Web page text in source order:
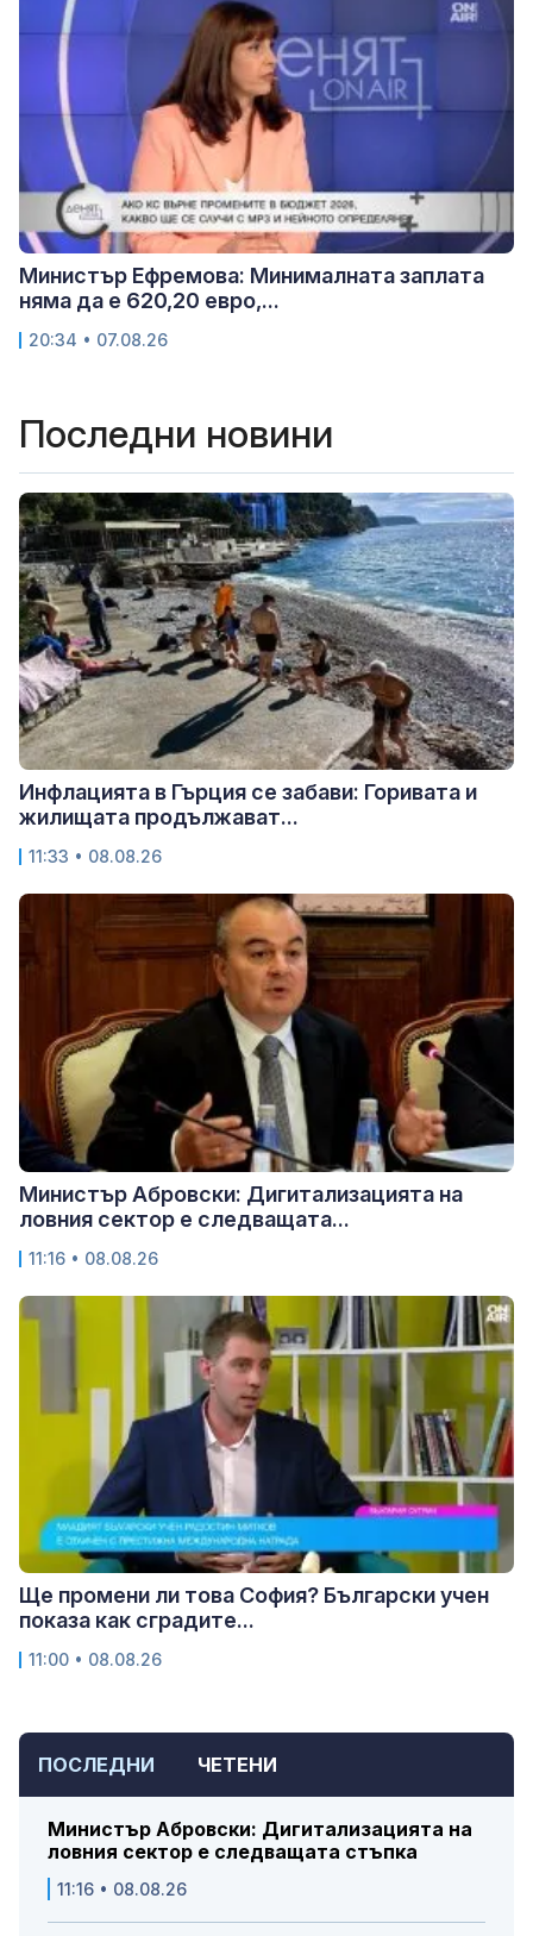
ПОСЛЕДНИ ЧЕТЕНИ
Министър Абровски: Дигитализацията на
ловния сектор е следващата стъпка
11:16 • 08.08.26
Министър Ефремова: Минималната заплата
няма да е 620,20 евро,...
20:34 • 07.08.26
Последни новини
Инфлацията в Гърция се забави: Горивата и
жилищата продължават...
11:33 • 08.08.26
Министър Абровски: Дигитализацията на
ловния сектор е следващата...
11:16 • 08.08.26
Ще промени ли това София? Български учен
показа как сградите...
11:00 • 08.08.26